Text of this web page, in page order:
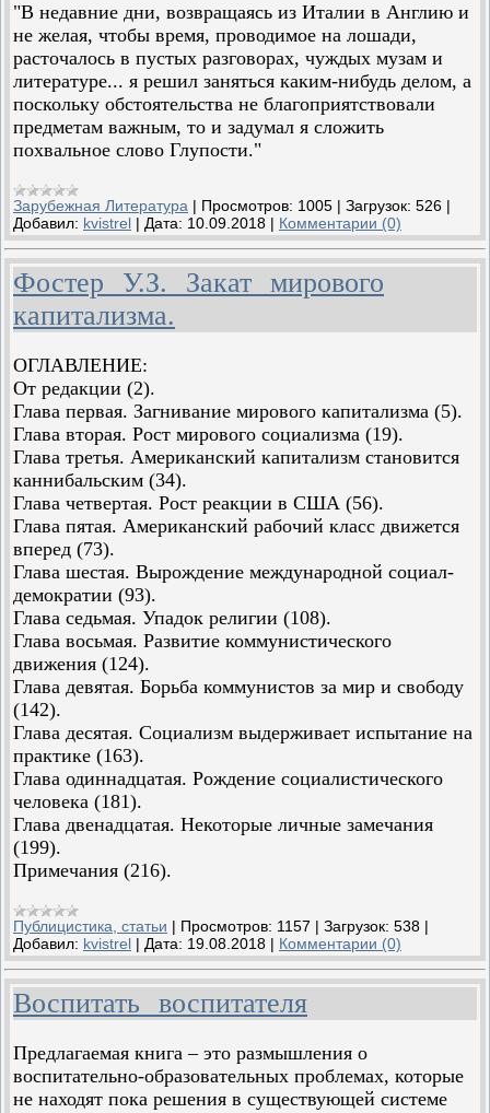
"В недавние дни, возвращаясь из Италии в Англию и
не желая, чтобы время, проводимое на лошади,
расточалось в пустых разговорах, чуждых музам и
литературе... я решил заняться каким-нибудь делом, а
поскольку обстоятельства не благоприятствовали
предметам важным, то и задумал я сложить
похвальное слово Глупости."
Зарубежная Литература | Просмотров: 1005 | Загрузок: 526 |
Добавил: kvistrel | Дата: 10.09.2018 | Комментарии (0)
Фостер У.З. Закат мирового
капитализма.
ОГЛАВЛЕНИЕ:
От редакции (2).
Глава первая. Загнивание мирового капитализма (5).
Глава вторая. Рост мирового социализма (19).
Глава третья. Американский капитализм становится
каннибальским (34).
Глава четвертая. Рост реакции в США (56).
Глава пятая. Американский рабочий класс движется
вперед (73).
Глава шестая. Вырождение международной социал-
демократии (93).
Глава седьмая. Упадок религии (108).
Глава восьмая. Развитие коммунистического
движения (124).
Глава девятая. Борьба коммунистов за мир и свободу
(142).
Глава десятая. Социализм выдерживает испытание на
практике (163).
Глава одиннадцатая. Рождение социалистического
человека (181).
Глава двенадцатая. Некоторые личные замечания
(199).
Примечания (216).
Публицистика, статьи | Просмотров: 1157 | Загрузок: 538 |
Добавил: kvistrel | Дата: 19.08.2018 | Комментарии (0)
Воспитать воспитателя
Предлагаемая книга – это размышления о
воспитательно-образовательных проблемах, которые
не находят пока решения в существующей системе